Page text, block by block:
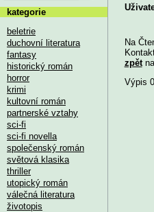
Na
zpětna
Výpis
kategorie
beletrie
duchovní literatura
fantasy
historický román
horror
krimi
kultovní román
partnerské vztahy
sci-fi
sci-fi novella
společenský román
světová klasika
thriller
utopický román
válečná literatura
životopis